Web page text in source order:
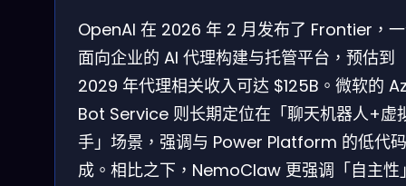
OpenAI 在 2026 年 2 月发布了 Frontier，
面向企业的 AI 代理构建与托管平台，预估到
2029 年代理相关收入可达 $125B。微软的
Bot Service 则长期定位在「聊天机器人+虚
手」场景，强调与 Power Platform 的低代
成。相比之下，NemoClaw 更强调「自主